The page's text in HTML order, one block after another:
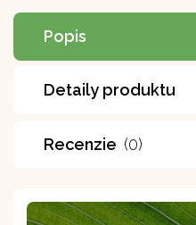
Popis
Detaily produktu
Recenzie (0)